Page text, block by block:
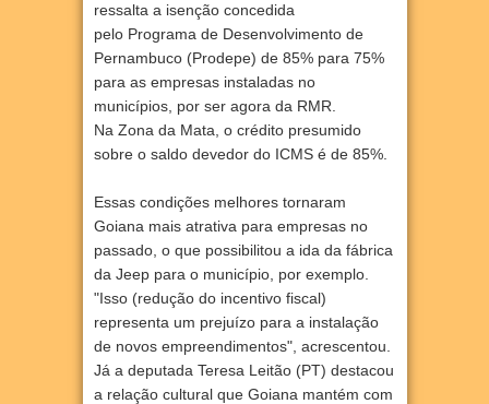
ressalta a isenção concedida
pelo Programa de Desenvolvimento de
Pernambuco (Prodepe) de 85% para 75%
para as empresas instaladas no
municípios, por ser agora da RMR.
Na Zona da Mata, o crédito presumido
sobre o saldo devedor do ICMS é de 85%.
Essas condições melhores tornaram
Goiana mais atrativa para empresas no
passado, o que possibilitou a ida da fábrica
da Jeep para o município, por exemplo.
"Isso (redução do incentivo fiscal)
representa um prejuízo para a instalação
de novos empreendimentos", acrescentou.
Já a deputada Teresa Leitão (PT) destacou
a relação cultural que Goiana mantém com